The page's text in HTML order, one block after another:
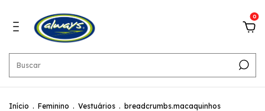
0
Início . Feminino . Vestuários . breadcrumbs.macaquinhos